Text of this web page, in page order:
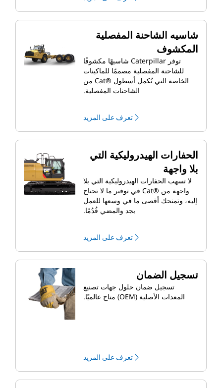
شاسيه الشاحنة المفصلية
المكشوف
توفر Caterpillar شاسيهًا مكشوفًا
للشاحنة المفصلية مصممًا للماكينات
الخاصة التي تُكمل أسطول Cat®‎ من
الشاحنات المفصلية.
تعرف على المزيد
الحفارات الهيدروليكية التي
بلا واجهة
لا تسهب الحفارات الهيدروليكية التي بلا
واجهة من Cat®‎ في توفير ما لا تحتاج
إليه، وتمنحك أقصى ما في وسعها للعمل
بجد والمضي قُدُمًا.
تعرف على المزيد
تسجيل الضمان
تسجيل ضمان حلول جهات تصنيع
المعدات الأصلية (OEM) متاح عالميًا.
تعرف على المزيد